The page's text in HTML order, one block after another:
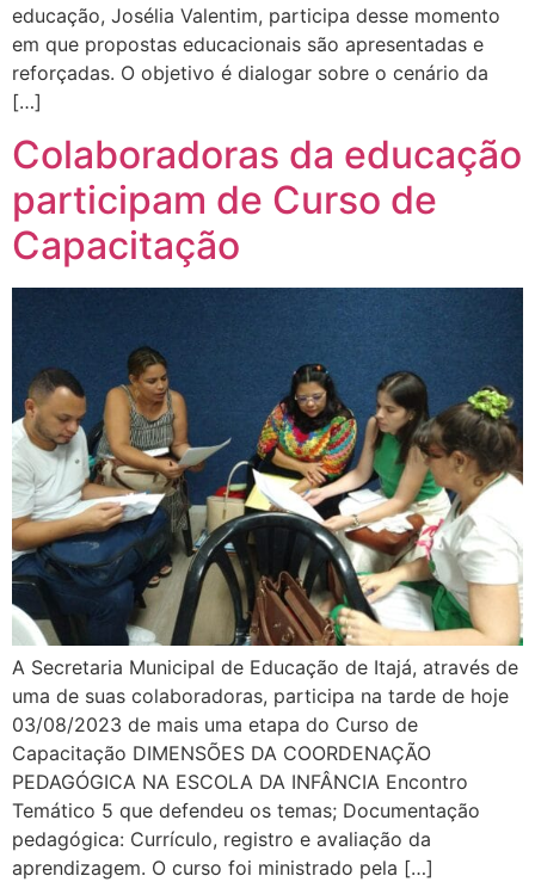
educação, Josélia Valentim, participa desse momento
em que propostas educacionais são apresentadas e
reforçadas. O objetivo é dialogar sobre o cenário da
[…]
Colaboradoras da educação
participam de Curso de
Capacitação
A Secretaria Municipal de Educação de Itajá, através de
uma de suas colaboradoras, participa na tarde de hoje
03/08/2023 de mais uma etapa do Curso de
Capacitação DIMENSÕES DA COORDENAÇÃO
PEDAGÓGICA NA ESCOLA DA INFÂNCIA Encontro
Temático 5 que defendeu os temas; Documentação
pedagógica: Currículo, registro e avaliação da
aprendizagem. O curso foi ministrado pela […]